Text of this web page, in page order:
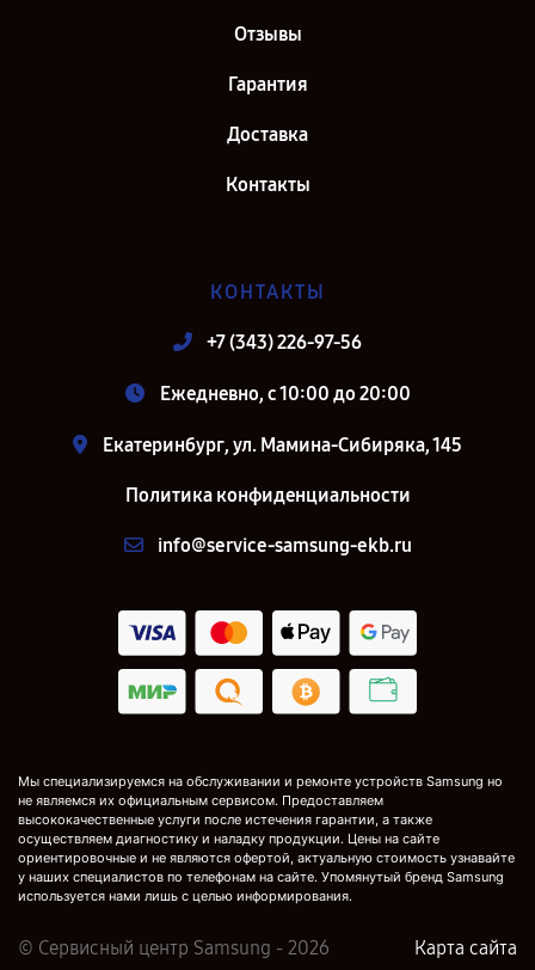
Отзывы
Гарантия
Доставка
Контакты
КОНТАКТЫ
+7 (343) 226-97-56
Ежедневно, с 10:00 до 20:00
Екатеринбург, ул. Мамина-Сибиряка, 145
Политика конфиденциальности
info@service-samsung-ekb.ru
Мы специализируемся на обслуживании и ремонте устройств Samsung но
не являемся их официальным сервисом. Предоставляем
высококачественные услуги после истечения гарантии, а также
осуществляем диагностику и наладку продукции. Цены на сайте
ориентировочные и не являются офертой, актуальную стоимость узнавайте
у наших специалистов по телефонам на сайте. Упомянутый бренд Samsung
используется нами лишь с целью информирования.
© Сервисный центр Samsung - 2026 Карта сайта